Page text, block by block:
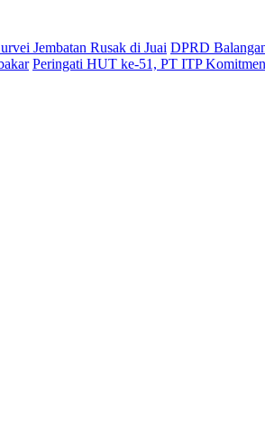
Jembatan Rusak di Juai DPRD
Peringati HUT ke-51, PT ITP